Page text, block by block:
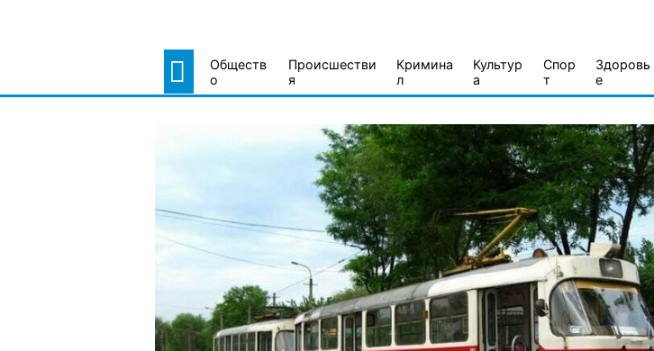
Обществ
о
Происшестви
я
Кримина
л
Культур
а
Спор
т
Здоровь
е